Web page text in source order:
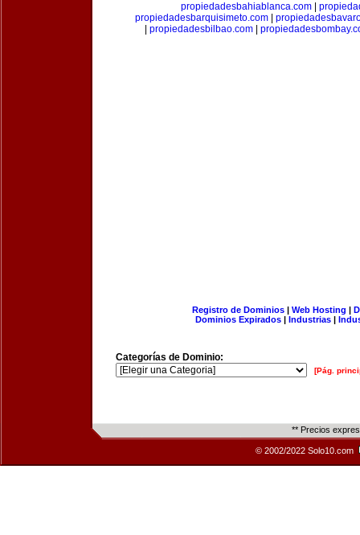
propiedadesbahiablanca.com
propiedadesbarquisimeto.com|
propiedadesbilbao.com
Registro de Dominios| Web Hosting |
Dominios Expirados | Industrias |
Categorías de Dominio:
[Pág.
** Precios
© 2002/2022 Solo10.com